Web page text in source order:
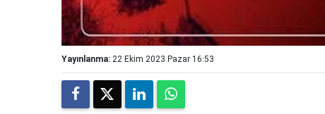
Yayınlanma: 22 Ekim 2023 Pazar 16:53